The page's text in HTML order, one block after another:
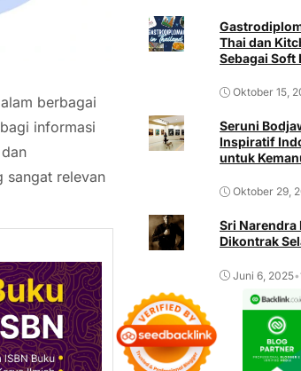
berbagai
informasi
sangat relevan
Thai dan
Sebagai Soft
Oktober 15,
Seruni
Inspiratif
untuk
Oktober 29,
Sri Narendra
Dikontrak
Juni 6, 2025•